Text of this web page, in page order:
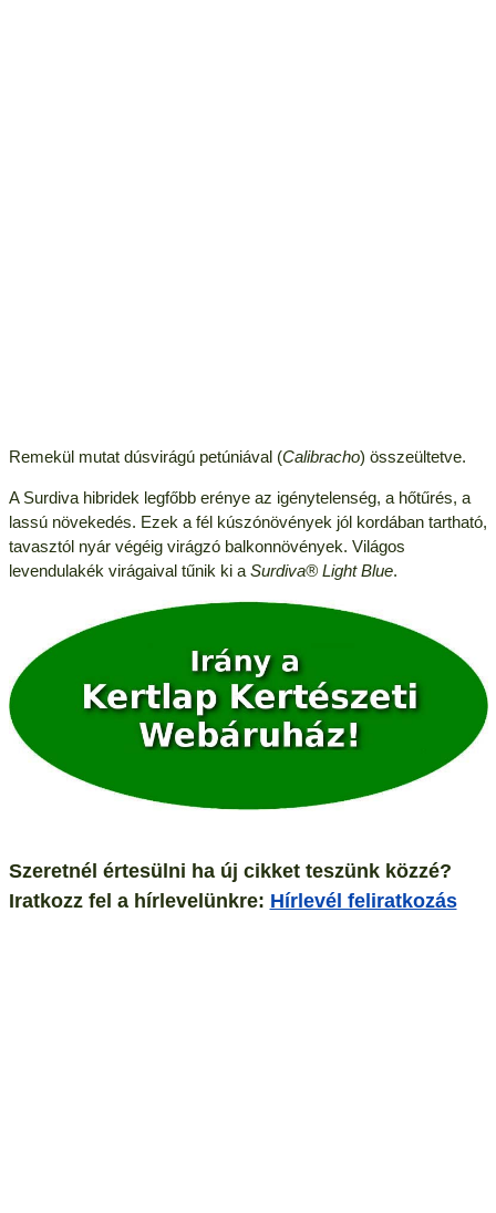
Remekül mutat dúsvirágú petúniával (Calibracho) összeültetve.
A Surdiva hibridek legfőbb erénye az igénytelenség, a hőtűrés, a
lassú növekedés. Ezek a fél kúszónövények jól kordában tartható,
tavasztól nyár végéig virágzó balkonnövények. Világos
levendulakék virágaival tűnik ki a Surdiva® Light Blue.
Szeretnél értesülni ha új cikket teszünk közzé?
Iratkozz fel a hírlevelünkre: Hírlevél feliratkozás